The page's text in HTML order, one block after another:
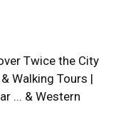
Twice the City
Walking Tours |
... & Western